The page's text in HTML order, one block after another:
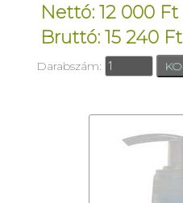
Nettó: 12 000 Ft
Bruttó: 15 240 Ft
Darabszám: